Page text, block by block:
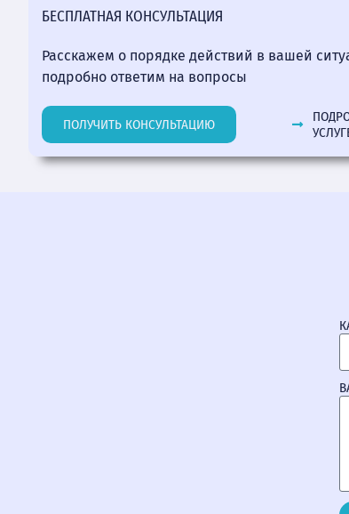
БЕСПЛАТНАЯ КОНСУЛЬТАЦИЯ
Расскажем о порядке действий в вашей
подробно ответим на вопросы
ПОЛУЧИТЬ КОНСУЛЬТАЦИЮ